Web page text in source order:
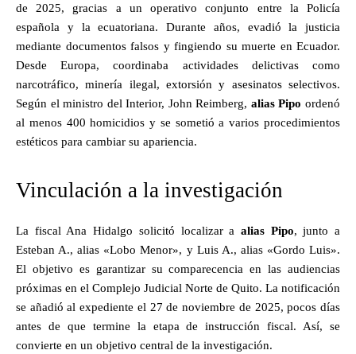
de 2025, gracias a un operativo conjunto entre la Policía
española y la ecuatoriana. Durante años, evadió la justicia
mediante documentos falsos y fingiendo su muerte en Ecuador.
Desde Europa, coordinaba actividades delictivas como
narcotráfico, minería ilegal, extorsión y asesinatos selectivos.
Según el ministro del Interior, John Reimberg, alias Pipo ordenó
al menos 400 homicidios y se sometió a varios procedimientos
estéticos para cambiar su apariencia.
Vinculación a la investigación
La fiscal Ana Hidalgo solicitó localizar a alias Pipo, junto a
Esteban A., alias «Lobo Menor», y Luis A., alias «Gordo Luis».
El objetivo es garantizar su comparecencia en las audiencias
próximas en el Complejo Judicial Norte de Quito. La notificación
se añadió al expediente el 27 de noviembre de 2025, pocos días
antes de que termine la etapa de instrucción fiscal. Así, se
convierte en un objetivo central de la investigación.